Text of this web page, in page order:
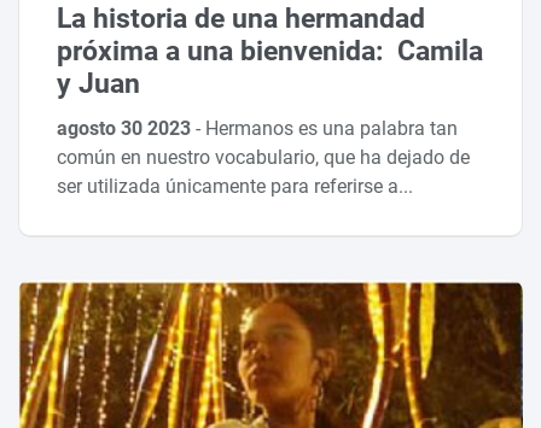
La historia de una hermandad
próxima a una bienvenida: Camila
y Juan
agosto 30 2023- Hermanos es una palabra tan
común en nuestro vocabulario, que ha dejado de
ser utilizada únicamente para referirse a...